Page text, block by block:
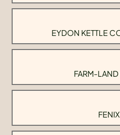
EYDON KETTLE
FARM-
FENIX